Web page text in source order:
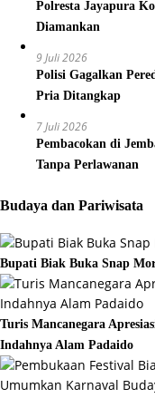
Polresta Jayapura
Diamankan
9 Juli 2026
Polisi Gagalkan
Pria Ditangkap
7 Juli 2026
Pembacokan di
Tanpa Perlawanan
Budaya dan Pariwisata
Bupati Biak Buka Snap
Turis Mancanegara
Indahnya Alam Padaido